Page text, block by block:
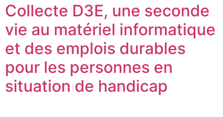
Collecte D3E, une seconde
vie au matériel informatique
et des emplois durables
pour les personnes en
situation de handicap